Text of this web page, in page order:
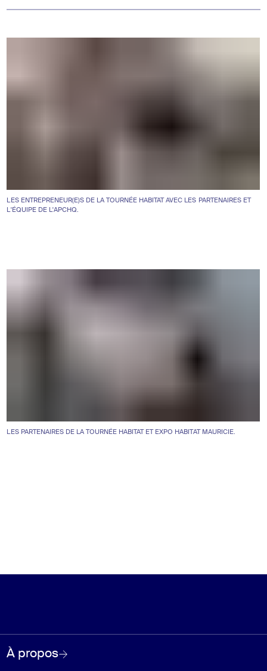
PARTAGE
LES ENTREPRENEUR(E)S DE LA TOURNÉE HABITAT AVEC LES PARTENAIRES ET
L'ÉQUIPE DE L'APCHQ.
LES PARTENAIRES DE LA TOURNÉE HABITAT ET EXPO HABITAT MAURICIE.
À propos